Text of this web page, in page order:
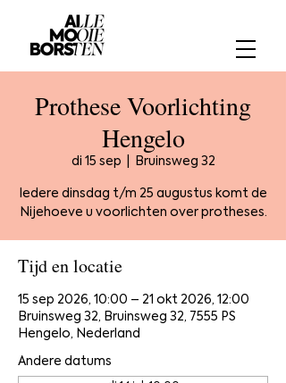
Prothese Voorlichting
Hengelo
di 15 sep Bruinsweg 32
Iedere dinsdag t/m 25 augustus komt de
Nijehoeve u voorlichten over protheses.
Tijd en locatie
15 sep 2026, 10:00 – 21 okt 2026, 12:00
Bruinsweg 32, Bruinsweg 32, 7555 PS
Hengelo, Nederland
Andere datums